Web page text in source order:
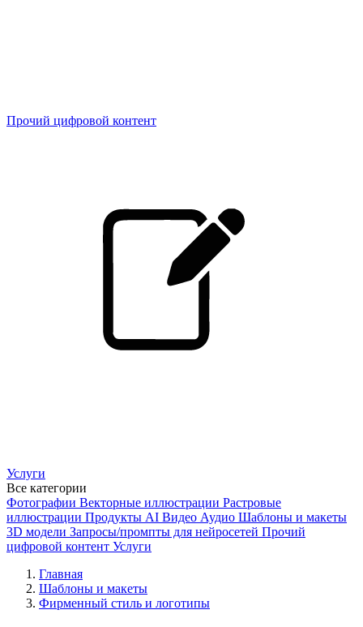
Прочий цифровой контент
Услуги
Все категории
Фотографии Векторные иллюстрации Растровые
иллюстрации Продукты AI Видео Аудио Шаблоны и макеты
3D модели Запросы/промпты для нейросетей Прочий
цифровой контент Услуги
Главная
Шаблоны и макеты
Фирменный стиль и логотипы